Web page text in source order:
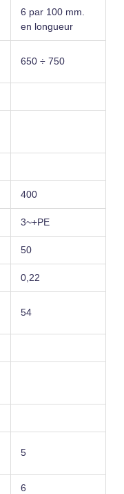
6 par 100 mm.
en longueur
650 ÷ 750
400
3~+PE
50
0,22
54
5
6